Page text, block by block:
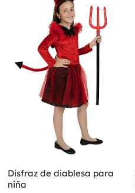
Disfraz de diablesa para
niña